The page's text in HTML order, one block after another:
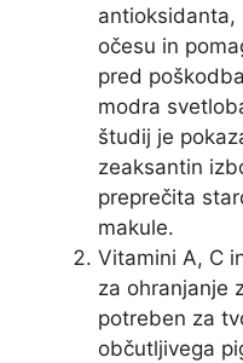
antioksidanta,
očesu in
pred
modra
študij je
zeaksantin
preprečita
makule.
Vitamini A, C
za ohranjanje
potreben za
občutljivega